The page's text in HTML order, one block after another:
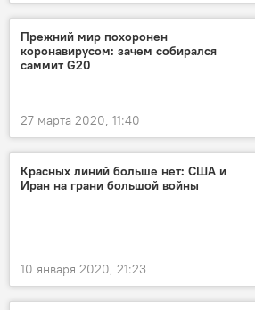
Прежний мир похоронен
коронавирусом: зачем собирался
саммит G20
27 марта 2020, 11:40
Красных линий больше нет: США и
Иран на грани большой войны
10 января 2020, 21:23